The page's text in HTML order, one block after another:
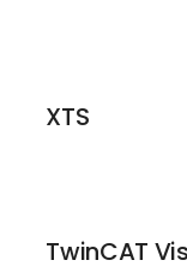
XTS
TwinCAT